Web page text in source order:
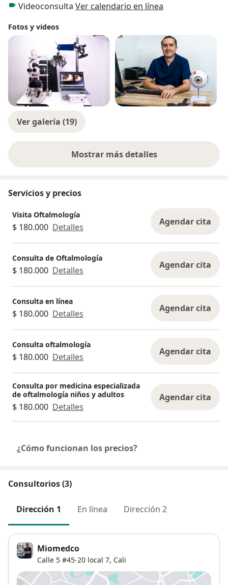
Videoconsulta Ver calendario en línea
Fotos y videos
Ver galería (19)
Mostrar más detalles
sobre la experiencia
Servicios y precios
Visita Oftalmología
$ 180.000 Detalles Agendar cita
Consulta de Oftalmología
$ 180.000 Detalles Agendar cita
Consulta en línea
$ 180.000 Detalles Agendar cita
Consulta oftalmología
$ 180.000 Detalles Agendar cita
Consulta por medicina especializada
de oftalmología niños y adultos
$ 180.000 Detalles
Agendar cita
¿Cómo funcionan los precios?
Consultorios (3)
Dirección 1 En línea Dirección 2
Miomedco
Calle 5 #45-20 local 7, Cali